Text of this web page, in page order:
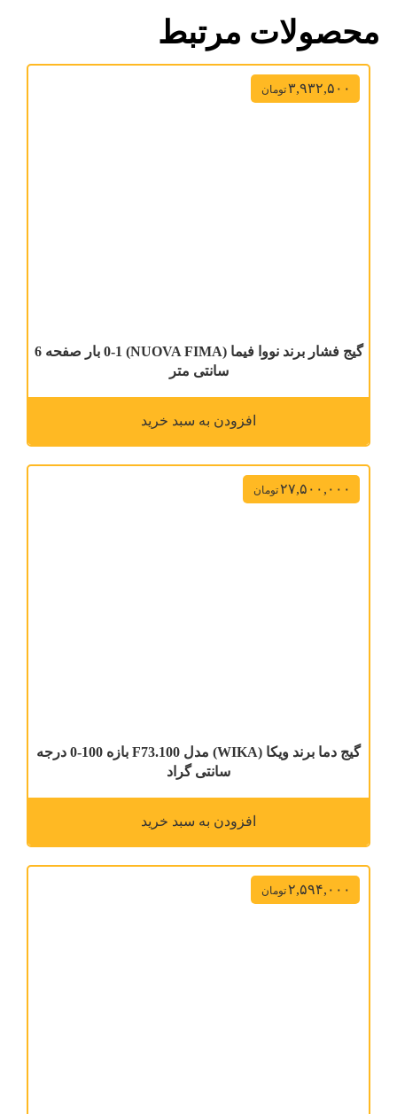
محصولات مرتبط
گیج فشار برند نووا فیما (NUOVA FIMA) 0-1 بار صفحه 6
سانتی متر
۳,۹۳۲,۵۰۰تومان
افزودن به سبد خرید
گیج دما برند ویکا (WIKA) مدل F73.100 بازه 100-0 درجه
سانتی گراد
۲۷,۵۰۰,۰۰۰تومان
افزودن به سبد خرید
۲,۵۹۴,۰۰۰تومان